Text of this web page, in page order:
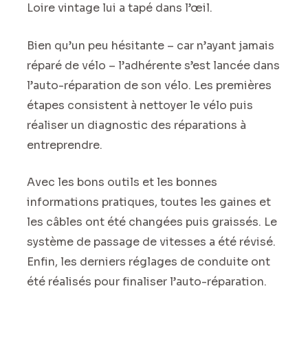
Loire vintage lui a tapé dans l’œil.
Bien qu’un peu hésitante – car n’ayant jamais
réparé de vélo – l’adhérente s’est lancée dans
l’auto-réparation de son vélo. Les premières
étapes consistent à nettoyer le vélo puis
réaliser un diagnostic des réparations à
entreprendre.
Avec les bons outils et les bonnes
informations pratiques, toutes les gaines et
les câbles ont été changées puis graissés. Le
système de passage de vitesses a été révisé.
Enfin, les derniers réglages de conduite ont
été réalisés pour finaliser l’auto-réparation.